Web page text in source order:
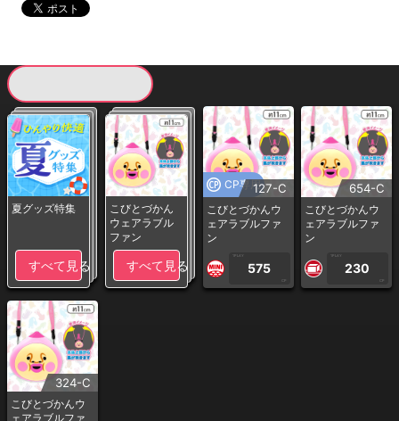
夏グッズ特集
すべて見る
こびとづかん
ウェアラブル
ファン
すべて見る
CP専用127-C
こびとづかんウ
ェアラブルファ
ン
1PLAY
575
CP
654-C
こびとづかんウ
ェアラブルファ
ン
1PLAY
230
CP
324-C
こびとづかんウ
ェアラブルファ